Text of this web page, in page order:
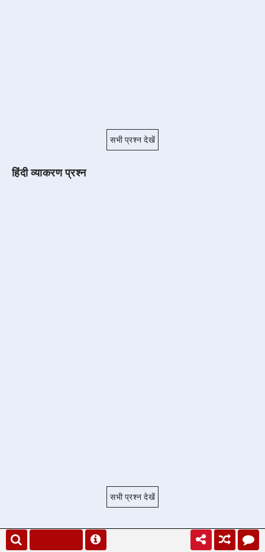
सभी प्रश्न देखें
हिंदी व्याकरण प्रश्न
सभी प्रश्न देखें